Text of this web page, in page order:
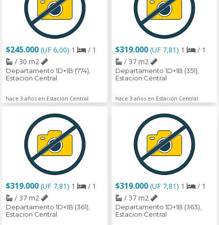
$245.000 (UF 6,00) 1
/ 1
/ 30 m2
Departamento 1D+1B (774),
Estacion Central
hace 3 años en Estación Central
$319.000 (UF 7,81) 1
/ 1
/ 37 m2
Departamento 1D+1B (351),
Estacion Central
hace 3 años en Estación Central
$319.000 (UF 7,81) 1
/ 1
/ 37 m2
Departamento 1D+1B (361),
Estacion Central
$319.000 (UF 7,81) 1
/ 1
/ 37 m2
Departamento 1D+1B (363),
Estacion Central